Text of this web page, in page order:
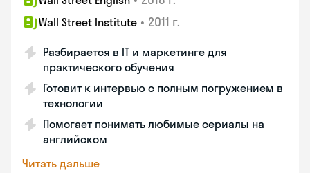
Wall Street Institute • 2011 г.
Разбирается в IT и маркетинге для
практического обучения
Готовит к интервью с полным погружением в
технологии
Помогает понимать любимые сериалы на
английском
Читать дальше